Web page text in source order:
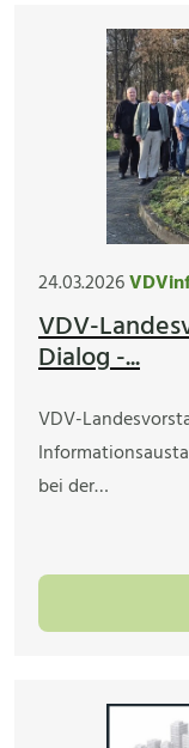
24.03.2026
VDV-
Dialog -...
VDV-
bei der…